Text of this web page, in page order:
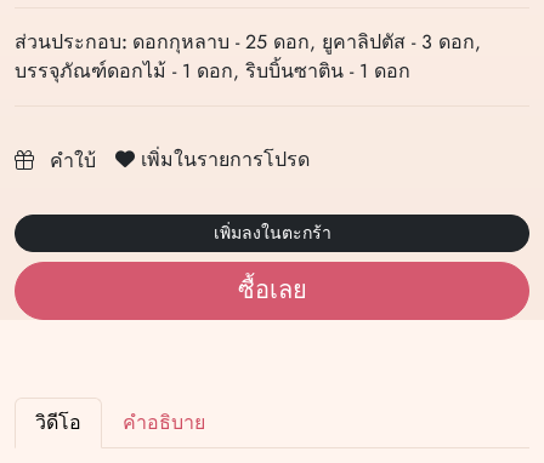
ส่วนประกอบ: ดอกกุหลาบ - 25 ดอก, ยูคาลิปตัส - 3 ดอก,
บรรจุภัณฑ์ดอกไม้ - 1 ดอก, ริบบิ้นซาติน - 1 ดอก
คำใบ้ เพิ่มในรายการโปรด
เพิ่มลงในตะกร้า
ซื้อเลย
วิดีโอ คำอธิบาย